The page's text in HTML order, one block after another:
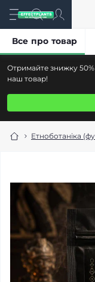
Отримайте знижку
наш товар!
Етноботаніка
Все про товар